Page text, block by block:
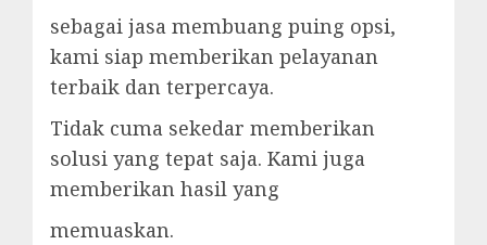
sebagai jasa membuang puing opsi,
kami siap memberikan pelayanan
terbaik dan terpercaya.
Tidak cuma sekedar memberikan
solusi yang tepat saja. Kami juga
memberikan hasil yang
memuaskan.